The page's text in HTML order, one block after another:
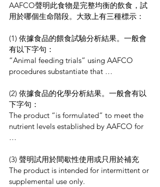
AAFCO聲明此食物是完整均衡的飲食，試
用於哪個生命階段。大致上有三種標示：
(1) 依據食品的餵食試驗分析結果。一般會
有以下字句：
“Animal feeding trials” using AAFCO
procedures substantiate that …
(2) 依據食品的化學分析結果。一般會有以
下字句：
The product “is formulated” to meet the
nutrient levels established by AAFCO for
…
(3) 聲明試用於間歇性使用或只用於補充
The product is intended for intermittent or
supplemental use only.